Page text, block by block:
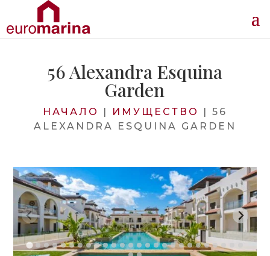
56 Alexandra Esquina
Garden
НАЧАЛО | ИМУЩЕСТВО | 56
ALEXANDRA ESQUINA GARDEN